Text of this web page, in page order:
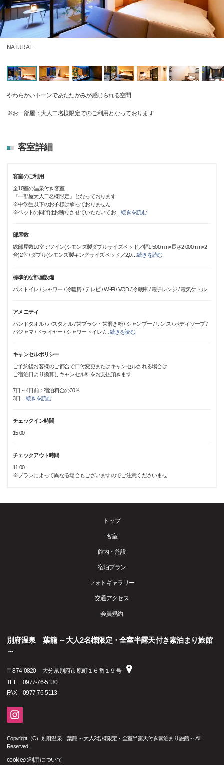
NATURAL
やわらかいトーンであたたかみが感じられる空間
※お一部屋：大人二名様限定でのご利用となっております
客室詳細
客室のご利用
全10室の温泉付き客室
『一部屋大人二名様限定』となっております
※中学生以下のお子様は承っておりません
※ペットの同伴はお断りさせていただいてお …続きを読む
部屋数
総部屋数10室：ツイン(シモンズ製ダブルサイズベッド／幅1,500mm×長さ2,000mm×2
台)2室 / ダブル(シモンズ製キングサイズベッド／2,0…続きを読む
標準的な部屋設備
バストイレ / シャワー / 冷暖房 / テレビ / Wi-Fi / VOD / 冷蔵庫 / 電子レンジ / 電気ケトル
アメニティ
ハンドタオル / バスタオル / 歯ブラシ・歯磨き粉 / シャンプー / リンス / ボディソープ /
パジャマ / ドライヤー / シャワートイレ /… 続きを読む
キャンセルポリシー
ご予約後お客様のご都合で日付変更またはキャンセルされる場合は
ご宿泊日より換算しキャンセル料をお支払頂きます
7日～4日前：宿泊料金の30％
3日
続きを読む
チェックイン時間
15:00
チェックアウト時間
11:00
※プランによって異なる場合もございますのでご注意くださいませ
トップ
客室
館内・施設
宿泊プラン
フォトギャラリー
交通アクセス
会員規約
別府温泉 葉籠 ～大人2名様限定・全室半露天付き素泊まり旅館
～
〒874-0820
大分県別府市原町１６番１９号
TEL
0977-76-5130
FAX
0977-76-5113
Copyright（C）別府温泉 葉籠 ～大人2名様限定・全室半露天付き素泊まり旅館～ All
Reserved.
cookieの利用について